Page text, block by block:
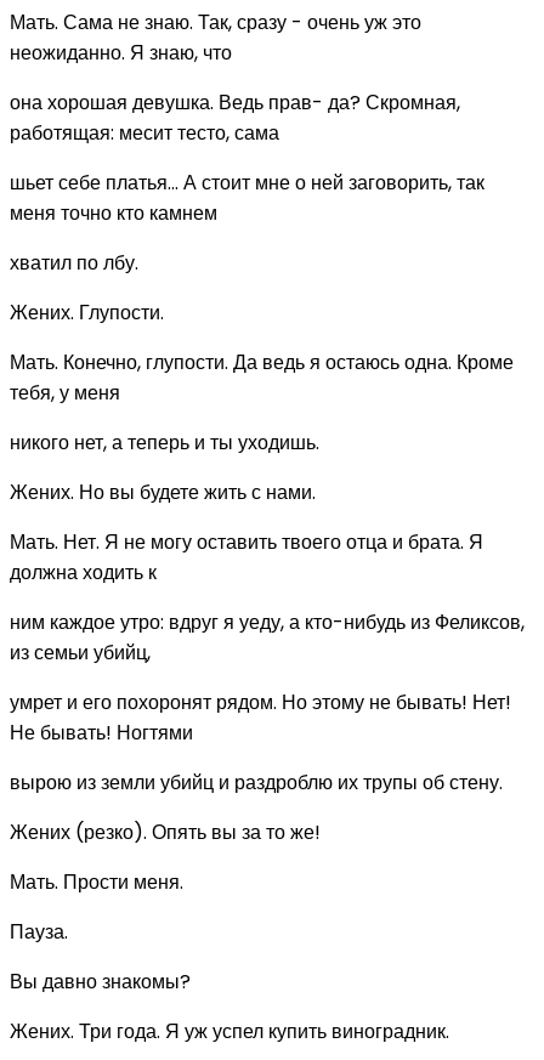
Мать. Сама не знаю. Так, сразу - очень уж это
неожиданно. Я знаю, что
она хорошая девушка. Ведь прав- да? Скромная,
работящая: месит тесто, сама
шьет себе платья... А стоит мне о ней заговорить, так
меня точно кто камнем
хватил по лбу.
Жених. Глупости.
Мать. Конечно, глупости. Да ведь я остаюсь одна. Кроме
тебя, у меня
никого нет, а теперь и ты уходишь.
Жених. Но вы будете жить с нами.
Мать. Нет. Я не могу оставить твоего отца и брата. Я
должна ходить к
ним каждое утро: вдруг я уеду, а кто-нибудь из Феликсов,
из семьи убийц,
умрет и его похоронят рядом. Но этому не бывать! Нет!
Не бывать! Ногтями
вырою из земли убийц и раздроблю их трупы об стену.
Жених (резко). Опять вы за то же!
Мать. Прости меня.
Пауза.
Вы давно знакомы?
Жених. Три года. Я уж успел купить виноградник.